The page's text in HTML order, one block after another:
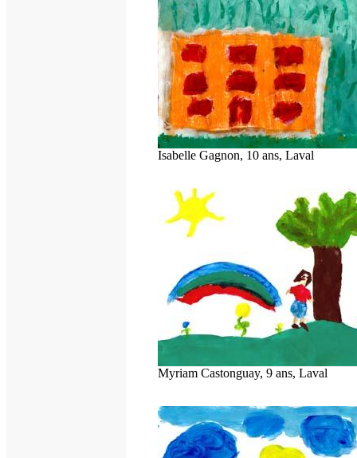
Isabelle Gagnon, 10 ans, Laval
Myriam Castonguay, 9 ans, Laval